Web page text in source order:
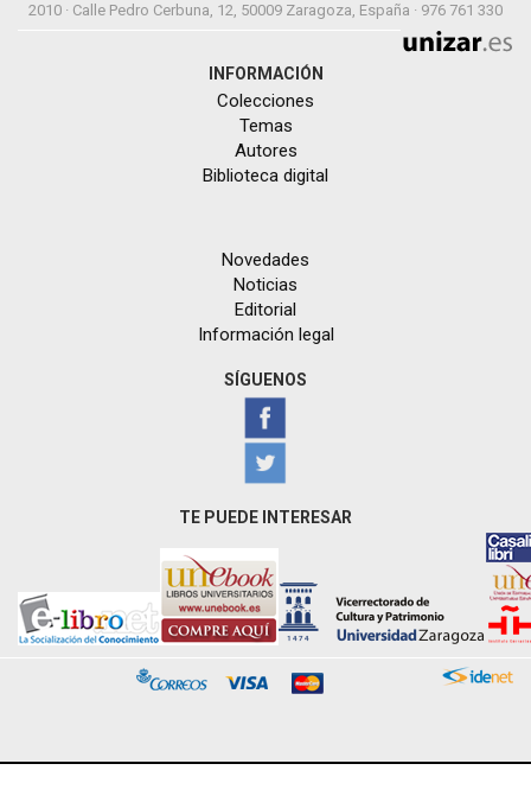
2010 · Calle Pedro Cerbuna, 12, 50009 Zaragoza, España · 976 761 330
INFORMACIÓN
Colecciones
Temas
Autores
Biblioteca digital
Novedades
Noticias
Editorial
Información legal
SÍGUENOS
TE PUEDE INTERESAR